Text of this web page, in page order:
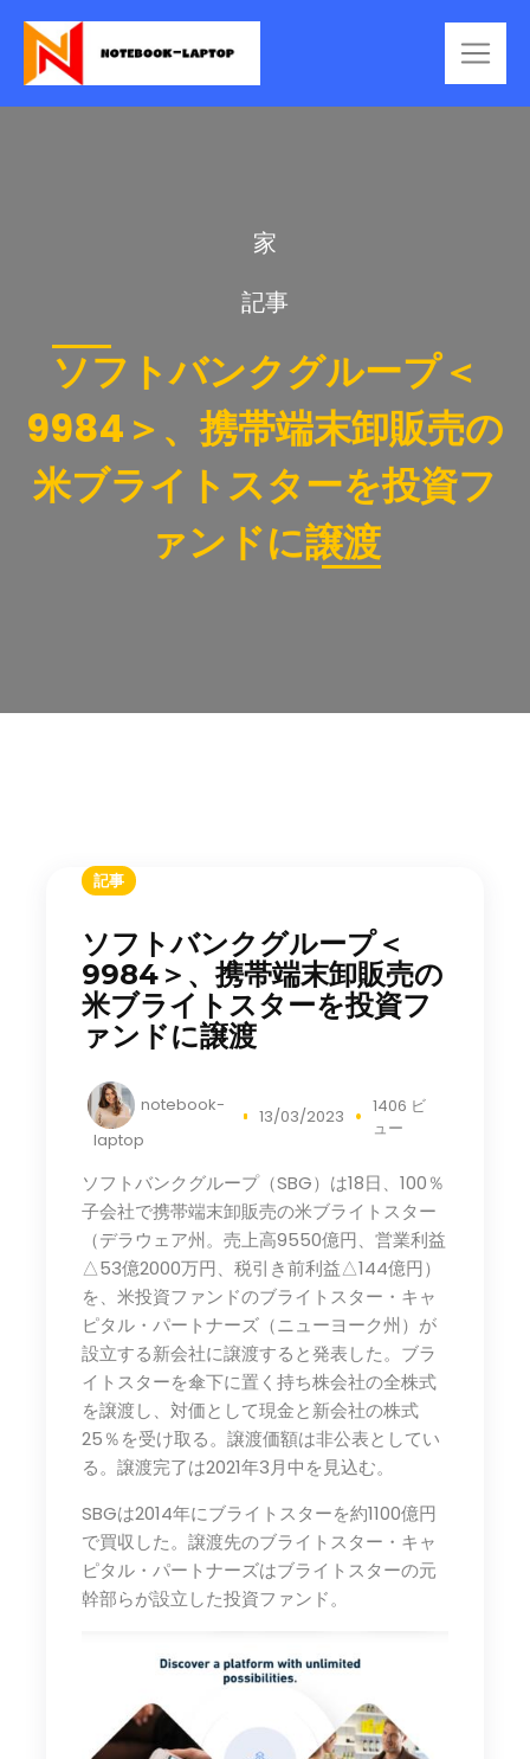
家
記事
ソフトバンクグループ＜
9984＞、携帯端末卸販売の
米ブライトスターを投資フ
ァンドに譲渡
記事
ソフトバンクグループ＜
9984＞、携帯端末卸販売の
米ブライトスターを投資フ
ァンドに譲渡
notebook-
laptop
13/03/2023
1406 ビ
ュー
ソフトバンクグループ（SBG）は18日、100％
子会社で携帯端末卸販売の米ブライトスター
（デラウェア州。売上高9550億円、営業利益
△53億2000万円、税引き前利益△144億円）
を、米投資ファンドのブライトスター・キャ
ピタル・パートナーズ（ニューヨーク州）が
設立する新会社に譲渡すると発表した。ブラ
イトスターを傘下に置く持ち株会社の全株式
を譲渡し、対価として現金と新会社の株式
25％を受け取る。譲渡価額は非公表としてい
る。譲渡完了は2021年3月中を見込む。
SBGは2014年にブライトスターを約1100億円
で買収した。譲渡先のブライトスター・キャ
ピタル・パートナーズはブライトスターの元
幹部らが設立した投資ファンド。